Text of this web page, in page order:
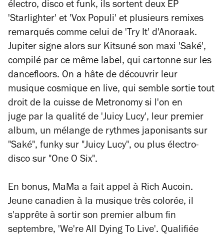
électro, disco et funk, ils sortent deux EP
'Starlighter' et 'Vox Populi' et plusieurs remixes
remarqués comme celui de 'Try It' d'Anoraak.
Jupiter signe alors sur Kitsuné son maxi 'Saké',
compilé par ce même label, qui cartonne sur les
dancefloors. On a hâte de découvrir leur
musique cosmique en live, qui semble sortie tout
droit de la cuisse de Metronomy si l'on en
juge par la qualité de 'Juicy Lucy', leur premier
album, un mélange de rythmes japonisants sur
"Saké", funky sur "Juicy Lucy", ou plus électro-
disco sur "One O Six".
En bonus, MaMa a fait appel à Rich Aucoin.
Jeune canadien à la musique très colorée, il
s'apprête à sortir son premier album fin
septembre, 'We're All Dying To Live'. Qualifiée